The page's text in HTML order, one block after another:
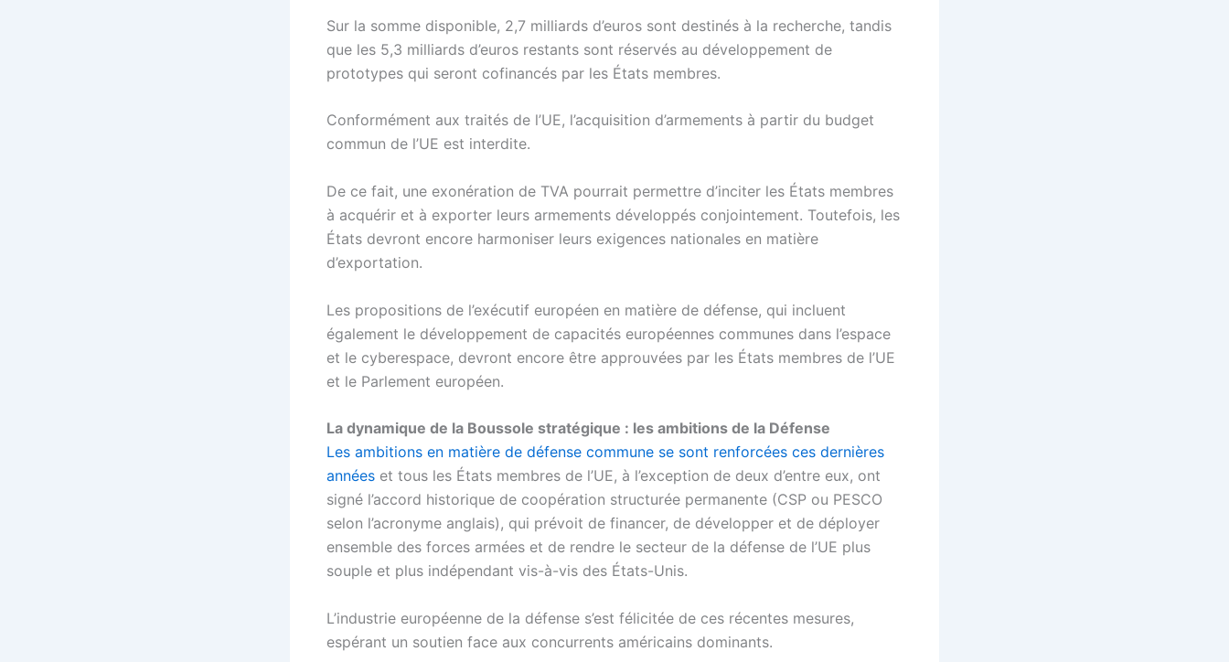
Sur la somme disponible, 2,7 milliards d’euros sont destinés à la recherche, tandis
que les 5,3 milliards d’euros restants sont réservés au développement de
prototypes qui seront cofinancés par les États membres.
Conformément aux traités de l’UE, l’acquisition d’armements à partir du budget
commun de l’UE est interdite.
De ce fait, une exonération de TVA pourrait permettre d’inciter les États membres
à acquérir et à exporter leurs armements développés conjointement. Toutefois, les
États devront encore harmoniser leurs exigences nationales en matière
d’exportation.
Les propositions de l’exécutif européen en matière de défense, qui incluent
également le développement de capacités européennes communes dans l’espace
et le cyberespace, devront encore être approuvées par les États membres de l’UE
et le Parlement européen.
La dynamique de la Boussole stratégique : les ambitions de la Défense
Les ambitions en matière de défense commune se sont renforcées ces dernières
années et tous les États membres de l’UE, à l’exception de deux d’entre eux, ont
signé l’accord historique de coopération structurée permanente (CSP ou PESCO
selon l’acronyme anglais), qui prévoit de financer, de développer et de déployer
ensemble des forces armées et de rendre le secteur de la défense de l’UE plus
souple et plus indépendant vis-à-vis des États-Unis.
L’industrie européenne de la défense s’est félicitée de ces récentes mesures,
espérant un soutien face aux concurrents américains dominants.